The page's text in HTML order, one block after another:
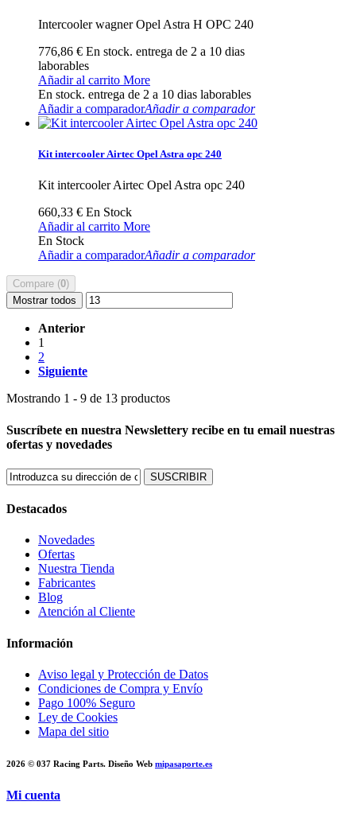
Intercooler wagner Opel Astra H OPC 240
776,86 € En stock. entrega de 2 a 10 dias
laborables
Añadir al carrito More
En stock. entrega de 2 a 10 dias laborables
Añadir a comparadorAñadir a comparador
Kit intercooler Airtec Opel Astra opc 240
Kit intercooler Airtec Opel Astra opc 240
660,33 € En Stock
Añadir al carrito More
En Stock
Añadir a comparadorAñadir a comparador
Compare (0)
Mostrar todos
Anterior
1
2
Siguiente
Mostrando 1 - 9 de 13 productos
Suscríbete en nuestra Newslettery recibe en tu email nuestras
ofertas y novedades
SUSCRIBIR
Destacados
Novedades
Ofertas
Nuestra Tienda
Fabricantes
Blog
Atención al Cliente
Información
Aviso legal y Protección de Datos
Condiciones de Compra y Envío
Pago 100% Seguro
Ley de Cookies
Mapa del sitio
2026 © 037 Racing Parts. Diseño Web mipasaporte.es
Mi cuenta